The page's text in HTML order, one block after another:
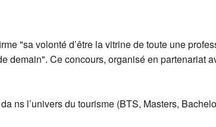
"sa volonté d’être la vitrine de toute une
demain". Ce concours, organisé en partenariat
ns l’univers du tourisme (BTS, Masters,